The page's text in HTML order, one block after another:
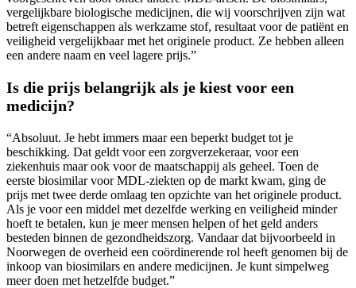
vergelijkbare biologische medicijnen, die wij voorschrijven zijn wat
betreft eigenschappen als werkzame stof, resultaat voor de patiënt en
veiligheid vergelijkbaar met het originele product. Ze hebben alleen
een andere naam en veel lagere prijs.”
Is die prijs belangrijk als je kiest voor een
medicijn?
“Absoluut. Je hebt immers maar een beperkt budget tot je
beschikking. Dat geldt voor een zorgverzekeraar, voor een
ziekenhuis maar ook voor de maatschappij als geheel. Toen de
eerste biosimilar voor MDL-ziekten op de markt kwam, ging de
prijs met twee derde omlaag ten opzichte van het originele product.
Als je voor een middel met dezelfde werking en veiligheid minder
hoeft te betalen, kun je meer mensen helpen of het geld anders
besteden binnen de gezondheidszorg. Vandaar dat bijvoorbeeld in
Noorwegen de overheid een coördinerende rol heeft genomen bij de
inkoop van biosimilars en andere medicijnen. Je kunt simpelweg
meer doen met hetzelfde budget.”